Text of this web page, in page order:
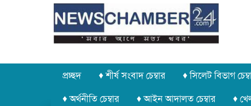
প্রচ্ছদ ♦ শীর্ষ সংবাদ চেম্বার ♦ সিলেট বিভাগ
♦ অর্থনীতি চেম্বার
♦ আইন আদালত চেম্বার ♦